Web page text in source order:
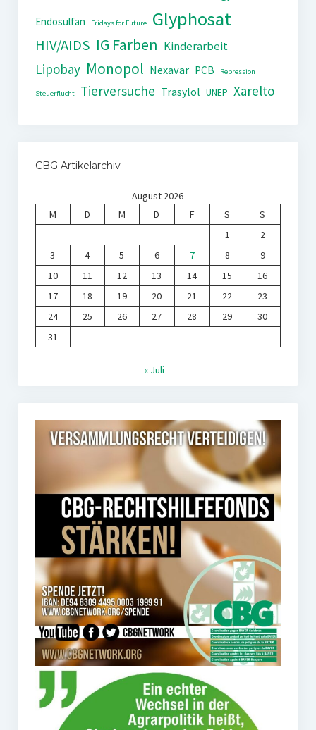
Endosulfan
Fridays for Future Glyphosat
HIV/AIDS IG Farben Kinderarbeit
Lipobay Monopol Nexavar PCB Repression
Steuerflucht Tierversuche Trasylol UNEP Xarelto
CBG Artikelarchiv
August 2026
M
D M D F S
S
1
2
3
4 5 6 7 8
9
10
11 12 13 14 15
16
17
18 19 20 21 22
23
24
25 26 27 28 29
30
31
« Juli